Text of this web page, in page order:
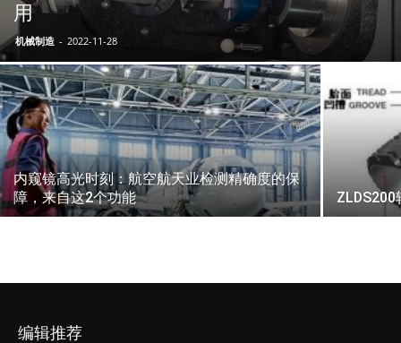
用
机械制造 - 2022-11-28
内窥镜高光时刻：航空航天业检测精确度的保
障，来自这2个功能
编辑推荐